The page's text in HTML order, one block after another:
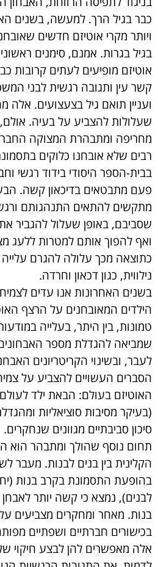
כבר בגיל הרך. למעשה, בשנים
ויותר מקרי אוטיזם חדשים
בגיל בגרות. אמנם, סימנים
אוטיזם מופיעים לעתים קרובות
קשר עין ותגובה רגשית לבני
ועניין תואם גיל בצעצועים. אלה
שעלולות להצביע על בעיה.
מחריפה ומתבהרת המצוקה
רבים שלא אובחנו כלוקים
בבית-הספר היסודי בידוד רגשי
פעם מתבטאים בדיכאון קשה.
מתקשים להתאים התנהגותם
שסביבם, באופן שעלול להגביר
ואף להפוך אותם למטרות ללעג
כתוצאה מכך עלולה להגרם
נילווית, כגון דכאון וחרדה.
בשנים האחרונות אנו עדים
הילדים המאובחנים על הרצף
טמונות, בין היתר, בעלייה
שמביאה להגדלת מספר
לעבר, ובשינוי הקריטריונים
הסברים העשויים להצביע על
האוטיזם בעולם: הבאת ילד
(בעיקר מסיבות סוציאליות
סיכון סביבתיים מגוונים שנחקרים.
תחום נוסף שהולך ומתבהר הוא
הקלינית בין בנים לבנות. מעבר
לבנים), נמצא כי קשה יותר
בנות. מאחר ומחקרים מצביעים
בכישורים חברתיים ושפתיים
אלה מאפשרים להן לבצע חיקוי